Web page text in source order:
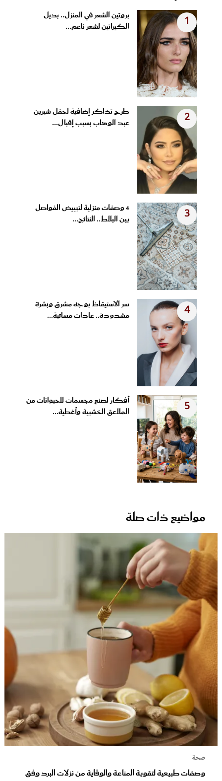
1
بروتين الشعر في المنزل.. بديل
الكيراتين لشعر ناعم...
2
طرح تذاكر إضافية لحفل شيرين
عبد الوهاب بسبب إقبال...
3
4 وصفات منزلية لتبييض الفواصل
بين البلاط.. النتائج...
4
سر الاستيقاظ بوجه مشرق وبشرة
مشدودة.. عادات مسائية...
5
أفكار لصنع مجسمات للحيوانات من
الملاعق الخشبية وأغطية...
مواضيع ذات صلة
صحة
وصفات طبيعية لتقوية المناعة والوقاية من نزلات البرد وفق